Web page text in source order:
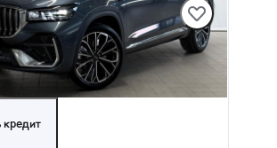
АКПП, бензин, Полный привод
₽
кредит